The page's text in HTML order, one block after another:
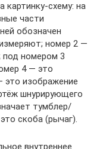
картинку-схему: на
части
обозначен
номер 2 —
под номером 3
4 — это
это изображение
шнурирующего
тумблер/
скоба (рычаг).
внутреннее